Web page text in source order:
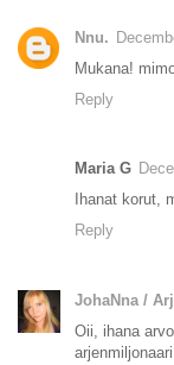
Nnu.
Mukana!
Reply
Maria G
Ihanat korut,
Reply
JohaNna /
Oii, ihana